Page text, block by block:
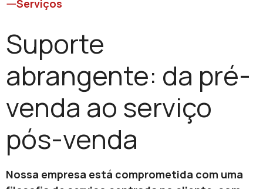
Serviços
Suporte
abrangente: da pré-
venda ao serviço
pós-venda
Nossa empresa está comprometida com uma